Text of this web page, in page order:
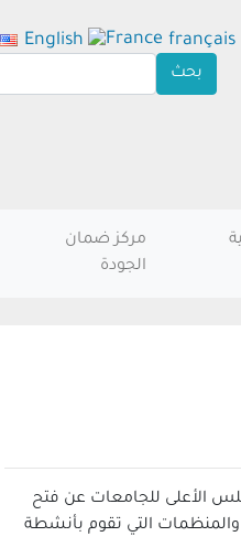
مركز ضمان
الجودة
الأعلى للجامعات عن فتح
للأفراد والمؤسسات والمنظمات التي تقوم بأنشطة
English français